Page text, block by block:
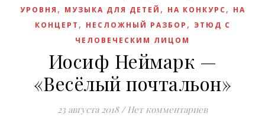
УРОВНЯ , МУЗЫКА ДЛЯ ДЕТЕЙ , НА КОНКУРС , НА
КОНЦЕРТ , НЕСЛОЖНЫЙ РАЗБОР , ЭТЮД С
ЧЕЛОВЕЧЕСКИМ ЛИЦОМ
Иосиф Неймарк —
«Весёлый почтальон»
23 августа 2018 / Нет комментариев